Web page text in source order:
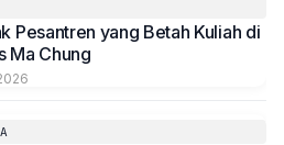
Pesantren yang Betah Kuliah di
Ma Chung